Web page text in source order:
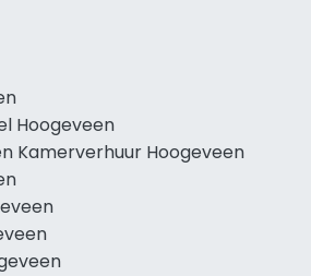
Hoogeveen
Kamerverhuur Hoogeveen